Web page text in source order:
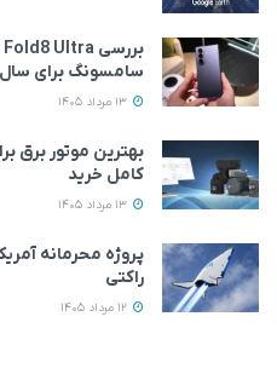
سامسونگ برای سال 2026
بهترین موتور برق
کامل خرید
پروژه محرمانه
راکتی